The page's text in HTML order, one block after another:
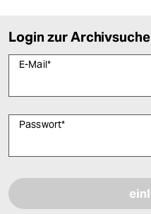
Login zur Archivsuche
E-Mail*
Passwort*